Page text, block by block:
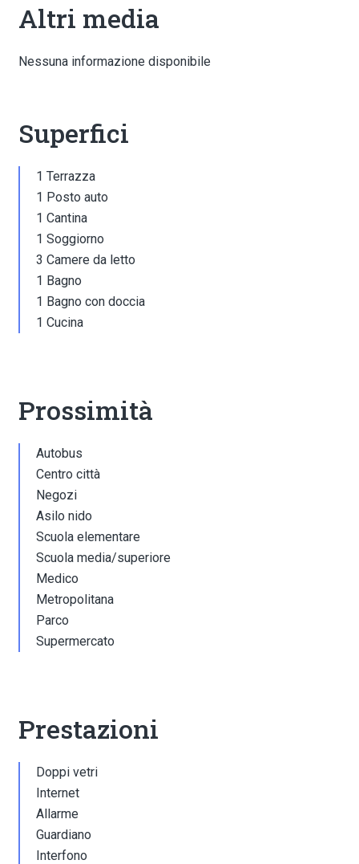
Altri media
Nessuna informazione disponibile
Superfici
1 Terrazza
1 Posto auto
1 Cantina
1 Soggiorno
3 Camere da letto
1 Bagno
1 Bagno con doccia
1 Cucina
Prossimità
Autobus
Centro città
Negozi
Asilo nido
Scuola elementare
Scuola media/superiore
Medico
Metropolitana
Parco
Supermercato
Prestazioni
Doppi vetri
Internet
Allarme
Guardiano
Interfono